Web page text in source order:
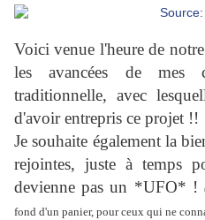
Voici venue l'heure de
les avancées de mes
traditionnelle, avec
d'avoir entrepris ce projet !!
Je souhaite également la
rejointes, juste à temps
devienne pas un *UFO* !
fond d'un panier, pour ceux qui ne